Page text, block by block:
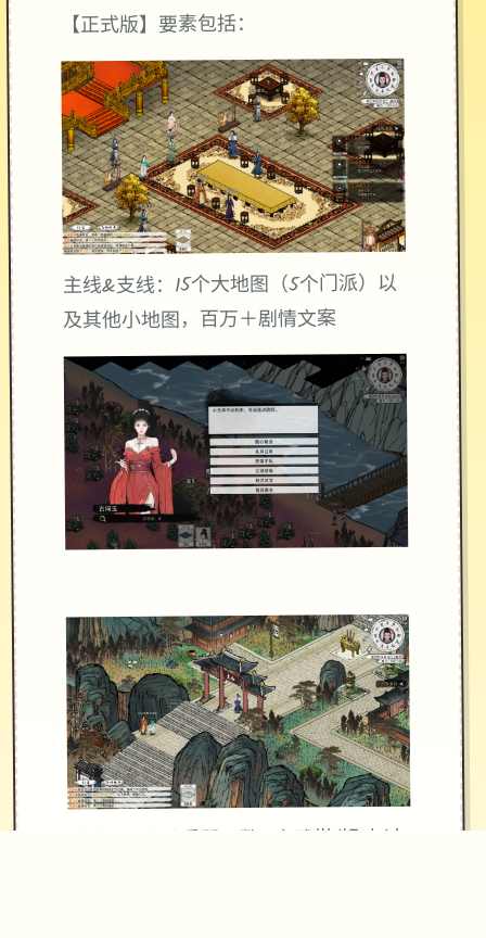
【正式版】要素包括：
主线&支线：15个大地图（5个门派）以
及其他小地图，百万＋剧情文案
武学：10余种兵器，数10套武学/轻功/内